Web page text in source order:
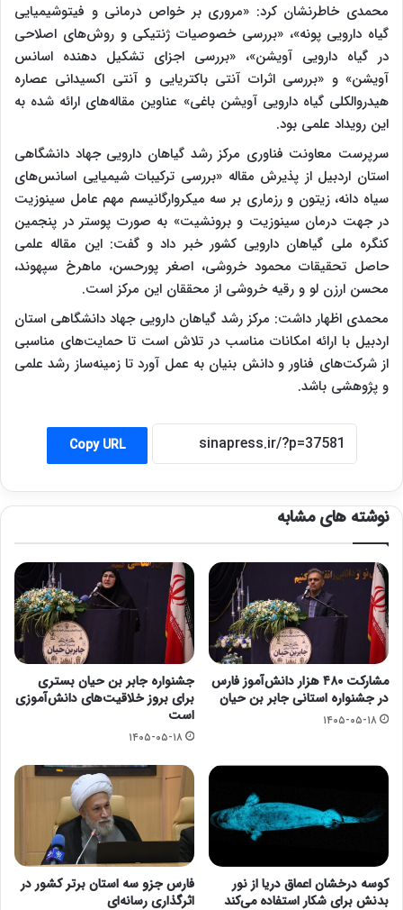
محمدی خاطرنشان کرد: «مروری بر خواص درمانی و فیتوشیمیایی
گیاه دارویی پونه»، «بررسی خصوصیات ژنتیکی و روش‌های اصلاحی
در گیاه دارویی آویشن»، «بررسی اجزای تشکیل دهنده اسانس
آویشن» و «بررسی اثرات آنتی باکتریایی و آنتی اکسیدانی عصاره
هیدروالکلی گیاه دارویی آویشن باغی» عناوین مقاله‌های ارائه شده به
این رویداد علمی بود.
سرپرست معاونت فناوری مرکز رشد گیاهان دارویی جهاد دانشگاهی
استان اردبیل از پذیرش مقاله «بررسی ترکیبات شیمیایی اسانس‌های
سیاه دانه، زیتون و رزماری بر سه میکروارگانیسم مهم عامل سینوزیت
در جهت درمان سینوزیت و برونشیت» به صورت پوستر در پنجمین
کنگره ملی گیاهان دارویی کشور خبر داد و گفت: این مقاله علمی
حاصل تحقیقات محمود خروشی، اصغر پورحسن، ماهرخ سپهوند،
محسن ارزن لو و رقیه خروشی از محققان این مرکز است.
محمدی اظهار داشت: مرکز رشد گیاهان دارویی جهاد دانشگاهی استان
اردبیل با ارائه امکانات مناسب در تلاش است تا حمایت‌های مناسبی
از شرکت‌های فناور و دانش بنیان به عمل آورد تا زمینه‌ساز رشد علمی
و پژوهشی باشد.
Copy URL
نوشته های مشابه
مشارکت ۴۸۰ هزار دانش‌آموز فارس
در جشنواره استانی جابر بن حیان
۱۴۰۵-۰۵-۱۸
جشنواره جابر بن حیان بستری
برای بروز خلاقیت‌های دانش‌آموزی
است
۱۴۰۵-۰۵-۱۸
کوسه درخشان اعماق دریا از نور
بدنش برای شکار استفاده می‌کند
فارس جزو سه استان برتر کشور در
اثرگذاری رسانه‌ای